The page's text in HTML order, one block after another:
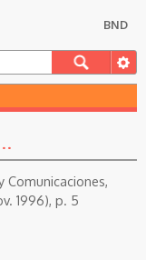
BND
Comunicaciones,
1996), p. 5